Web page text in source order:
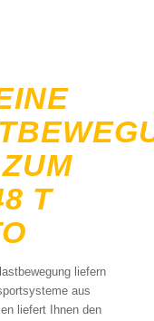
T
liefern
aus
liefert Ihnen den